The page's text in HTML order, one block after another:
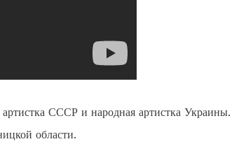
артистка СССР и народная артистка Украины.
области.